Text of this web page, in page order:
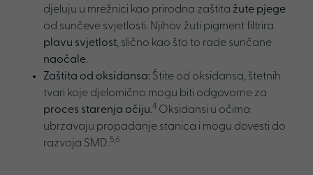
djeluju u mrežnici kao prirodna zaštita žute pjege
od sunčeve svjetlosti. Njihov žuti pigment filtrira
plavu svjetlost, slično kao što to rade sunčane
naočale.
Zaštita od oksidansa: Štite od oksidansa, štetnih
tvari koje djelomično mogu biti odgovorne za
proces starenja očiju.4 Oksidansi u očima
ubrzavaju propadanje stanica i mogu dovesti do
razvoja SMD.5,6